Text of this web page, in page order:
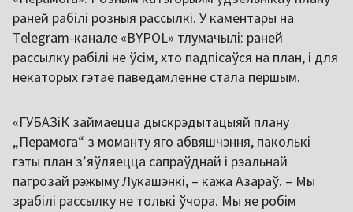
раней рабілі розныя рассылкі. У каментары на
Telegram-канале «BYPOL» тлумачылі: раней
рассылку рабілі не ўсім, хто падпісаўся на план, і для
некаторых гэтае паведамленне стала першым.
«ГУБАЗіК займаецца дыскрэдытацыяй плану
„Перамога“ з моманту яго абвяшчэння, паколькі
гэты план з’яўляецца сапраўднай і рэальнай
пагрозай рэжыму Лукашэнкі, – кажа Азараў. – Мы
зрабілі рассылку не толькі ўчора. Мы яе робім